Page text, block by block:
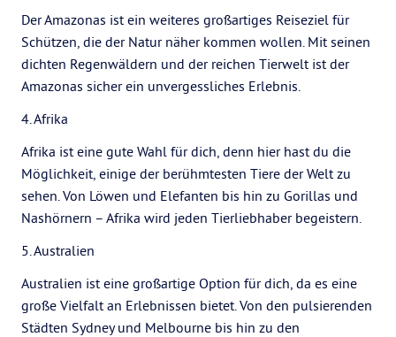
Der Amazonas ist ein weiteres großartiges Reiseziel für
Schützen, die der Natur näher kommen wollen. Mit seinen
dichten Regenwäldern und der reichen Tierwelt ist der
Amazonas sicher ein unvergessliches Erlebnis.
4. Afrika
Afrika ist eine gute Wahl für dich, denn hier hast du die
Möglichkeit, einige der berühmtesten Tiere der Welt zu
sehen. Von Löwen und Elefanten bis hin zu Gorillas und
Nashörnern – Afrika wird jeden Tierliebhaber begeistern.
5. Australien
Australien ist eine großartige Option für dich, da es eine
große Vielfalt an Erlebnissen bietet. Von den pulsierenden
Städten Sydney und Melbourne bis hin zu den